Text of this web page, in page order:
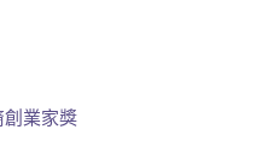
創業家獎